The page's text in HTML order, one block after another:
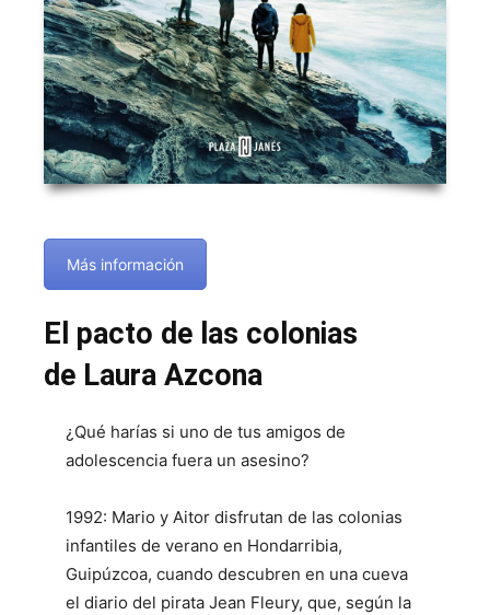
Más información
El pacto de las colonias
de Laura Azcona
¿Qué harías si uno de tus amigos de
adolescencia fuera un asesino?
1992: Mario y Aitor disfrutan de las colonias
infantiles de verano en Hondarribia,
Guipúzcoa, cuando descubren en una cueva
el diario del pirata Jean Fleury, que, según la